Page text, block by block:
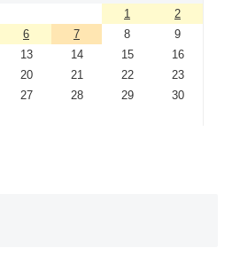
1
2
6 7 8
9
13 14 15
16
20 21 22
23
27 28 29
30